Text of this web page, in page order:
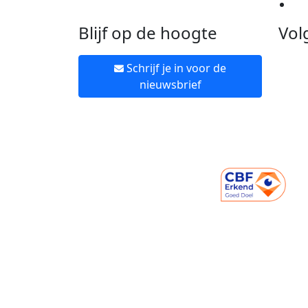
Blijf op de hoogte
Schrijf je in voor de
nieuwsbrief